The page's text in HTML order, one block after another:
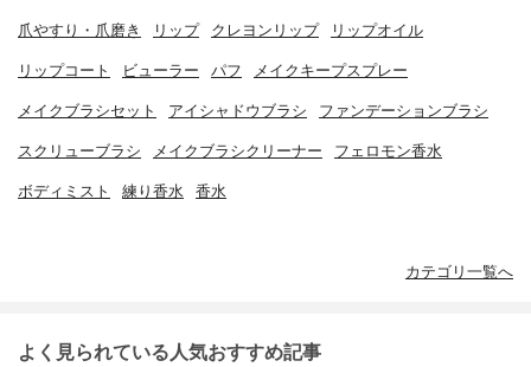
爪やすり・爪磨き リップ クレヨンリップ リップオイル
リップコート ビューラー パフ メイクキープスプレー
メイクブラシセット アイシャドウブラシ ファンデーションブラシ
スクリューブラシ メイクブラシクリーナー フェロモン香水
ボディミスト 練り香水 香水
カテゴリ一覧へ
よく見られている人気おすすめ記事